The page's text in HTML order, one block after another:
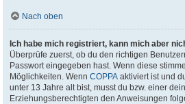
Nach oben
Ich habe mich registriert, kann mich aber
Überprüfe zuerst, ob du den richtigen
Passwort eingegeben hast. Wenn diese
Möglichkeiten. WennCOPPA aktiviert ist und
unter 13 Jahre alt bist, musst du bzw. einer
Erziehungsberechtigten den Anweisungen